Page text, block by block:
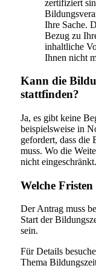
zertifiziert
Ihre Sache.
Bezug zu
inhaltliche
Ihnen nicht
Kann die
stattfinden?
Ja, es gibt keine
beispielsweise in
gefordert, dass die
muss. Wo die
nicht eingeschränkt.
Welche Fristen
Der Antrag muss
Start der
sein.
Für Details
Thema